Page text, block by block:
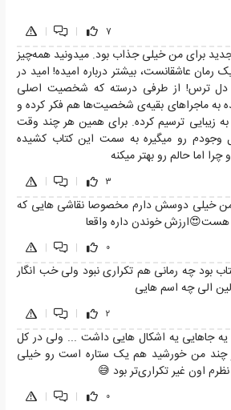
7
|
|
جدید برای من خیلی جذاب بود. میدونید همه‌چیز
رمان عاشقانست، بیشتر درباره امیده! امید در
دل ترس! از طرفی درسته که شخصیت اصلی
به ماجراهای بقیه‌ی شخصیت‌ها هم فکر کرده و
زیبایی ترسیم کرده. برای همین هر چند وقت
وجودم رو میگیره به سمت این کتاب کشیده
اما حالم رو بهتر میکنه
3
من خیلی دوسش دارم مخصوصا نقاشی هایی که
خوندن داره واقعا
0
|
|
بود چه رمانی هم تکراری نبود ولی خب انگار
الی چه اسم هایی
2
جاهایی یه اشکال هایی داشت ... ولی در کل
چند من خورشید هم یک ستاره است رو خیلی
اون غیر تکراری‌تر بود 😅
0
|
|